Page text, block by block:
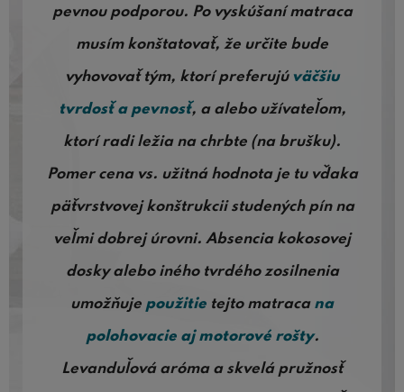
pevnou podporou. Po vyskúšaní matraca
musím konštatovať, že určite bude
vyhovovať tým, ktorí preferujú väčšiu
tvrdosť a pevnosť, a alebo užívateľom,
ktorí radi ležia na chrbte (na brušku).
Pomer cena vs. užitná hodnota je tu vďaka
päťvrstvovej konštrukcii studených pín na
veľmi dobrej úrovni. Absencia kokosovej
dosky alebo iného tvrdého zosilnenia
umožňuje použitie tejto matraca na
polohovacie aj motorové rošty.
Levanduľová aróma a skvelá pružnosť